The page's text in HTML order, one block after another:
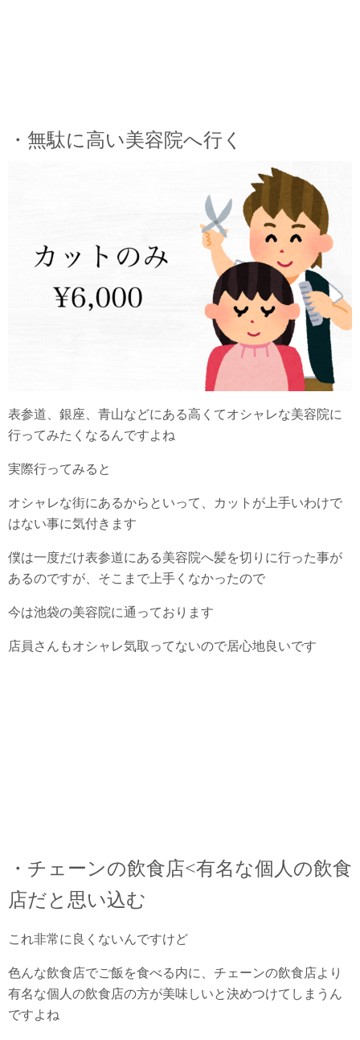
・無駄に高い美容院へ行く
表参道、銀座、青山などにある高くてオシャレな美容院に
行ってみたくなるんですよね
実際行ってみると
オシャレな街にあるからといって、カットが上手いわけで
はない事に気付きます
僕は一度だけ表参道にある美容院へ髪を切りに行った事が
あるのですが、そこまで上手くなかったので
今は池袋の美容院に通っております
店員さんもオシャレ気取ってないので居心地良いです
・チェーンの飲食店<有名な個人の飲食
店だと思い込む
これ非常に良くないんですけど
色んな飲食店でご飯を食べる内に、チェーンの飲食店より
有名な個人の飲食店の方が美味しいと決めつけてしまうん
ですよね